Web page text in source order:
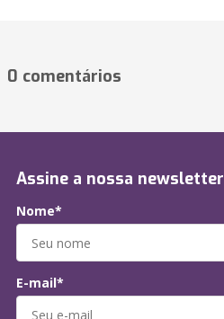
0 comentários
Assine a nossa newsletter
Nome*
E-mail*